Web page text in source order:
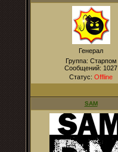
Генерал
Группа: Старпом
Сообщений: 1027
Статус: Offline
SAM